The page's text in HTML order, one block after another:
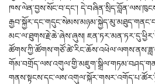
ཁས་ལེན་བྱས་སོང་བ་དང་།
མང་ལ་ཐུགས་རྗེ་ཆེ་ཞེས་ཞུས།